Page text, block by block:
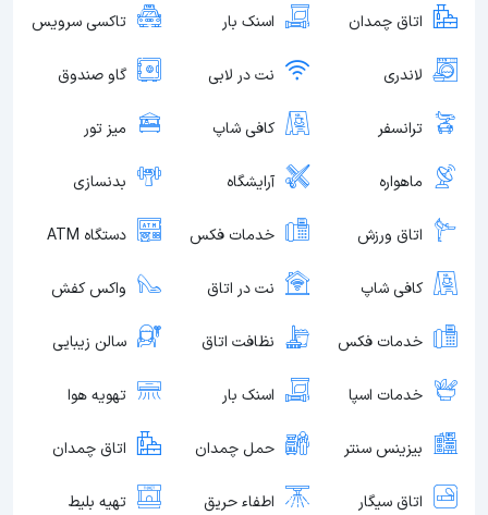
اتاق چمدان اسنک بار تاکسی سرویس
لاندری نت در لابی گاو صندوق
ترانسفر کافی شاپ میز تور
ماهواره آرایشگاه بدنسازی
اتاق ورزش خدمات فکس دستگاه ATM
کافی شاپ نت در اتاق واکس کفش
خدمات فکس نظافت اتاق سالن زیبایی
خدمات اسپا اسنک بار تهویه هوا
بیزینس سنتر حمل چمدان اتاق چمدان
اتاق سیگار اطفاء حریق تهیه بلیط